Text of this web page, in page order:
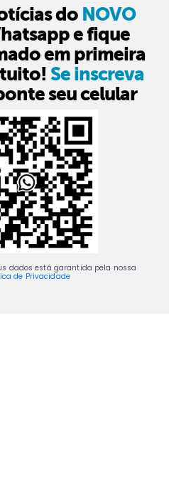
do NOVO
e fique
em primeira
Se inscreva
seu celular
dados está garantida pela nossa
de Privacidade